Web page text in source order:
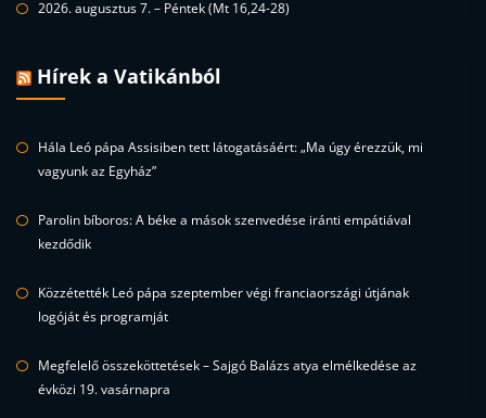
2026. augusztus 7. – Péntek (Mt 16,24-28)
Hírek a Vatikánból
Hála Leó pápa Assisiben tett látogatásáért: „Ma úgy érezzük, mi
vagyunk az Egyház”
Parolin bíboros: A béke a mások szenvedése iránti empátiával
kezdődik
Közzétették Leó pápa szeptember végi franciaországi útjának
logóját és programját
Megfelelő összeköttetések – Sajgó Balázs atya elmélkedése az
évközi 19. vasárnapra